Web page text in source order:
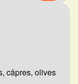
câpres, olives